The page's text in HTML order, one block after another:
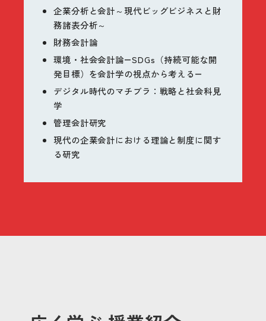
企業分析と会計～現代ビッグビジネスと財
務諸表分析～
財務会計論
環境・社会会計論―SDGs（持続可能な開
発目標）を会計学の視点から考える―
デジタル時代のマチブラ：戦略と社会科見
学
管理会計研究
現代の企業会計における理論と制度に関す
る研究